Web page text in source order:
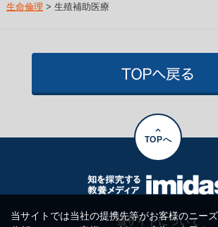
生命倫理 > 生殖補助医療
TOPへ
当サイトについて
当サイトでは当社の提携先等がお客様のニー